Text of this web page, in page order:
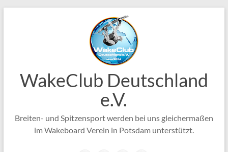
WakeClub Deutschland
e.V.
Breiten- und Spitzensport werden bei uns gleichermaßen
im Wakeboard Verein in Potsdam unterstützt.